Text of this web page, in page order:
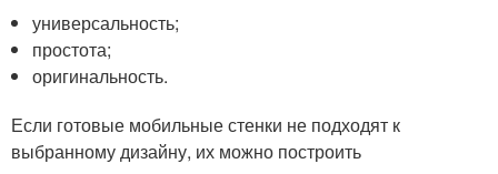
универсальность;
простота;
оригинальность.
Если готовые мобильные стенки не подходят к
выбранному дизайну, их можно построить